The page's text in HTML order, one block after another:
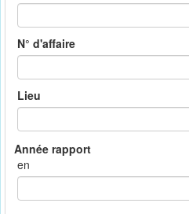
N° d'affaire
Lieu
en